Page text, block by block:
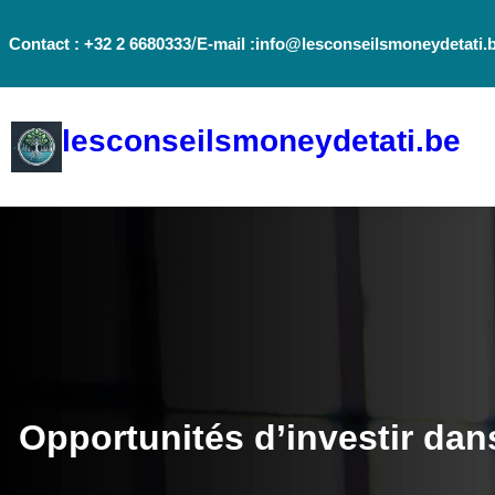
auContact : +32 2 6680333/E-mail
lesconseilsmoneydetati.be
Opportunités d’investir